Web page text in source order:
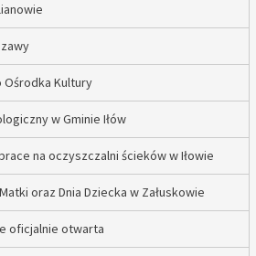
Ośrodka Kultury
w Gminie Iłów
na oczyszczalni ścieków w Iłowie
oraz Dnia Dziecka w Załuskowie
oficjalnie otwarta